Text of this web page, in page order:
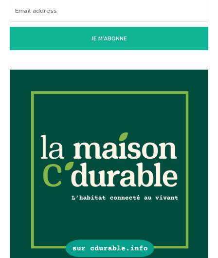
JE M'ABONNE